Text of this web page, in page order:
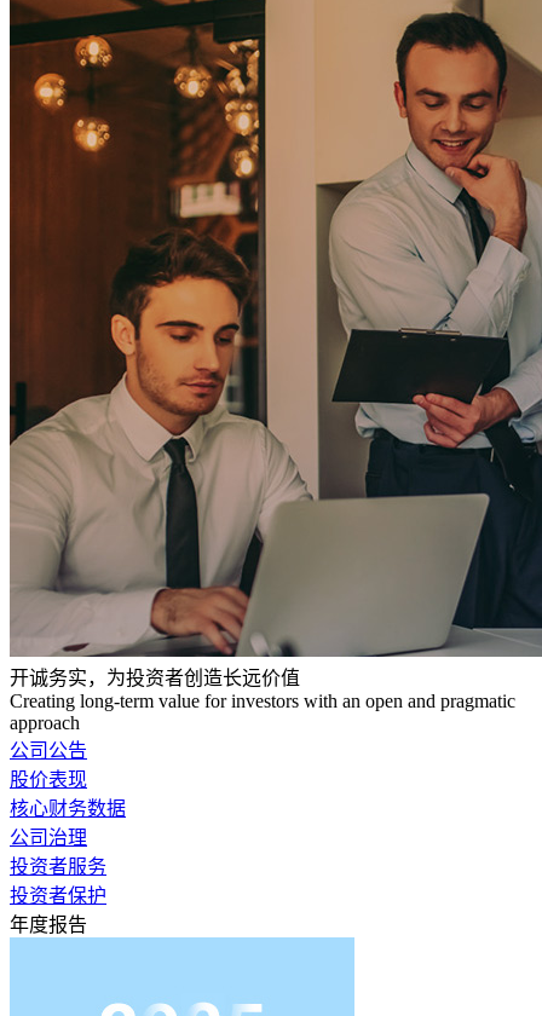
开诚务实，为投资者创造长远价值
Creating long-term value for investors with an open and pragmatic
approach
公司公告
股价表现
核心财务数据
公司治理
投资者服务
投资者保护
年度报告